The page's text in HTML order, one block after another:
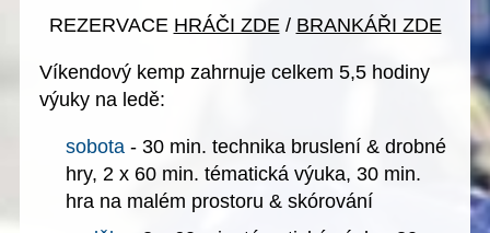
REZERVACE HRÁČI ZDE/ BRANKÁŘI ZDE
Víkendový kemp zahrnuje celkem 5,5 hodiny
výuky na ledě:
sobota - 30 min. technika bruslení & drobné
hry, 2 x 60 min. tématická výuka, 30 min.
hra na malém prostoru & skórování